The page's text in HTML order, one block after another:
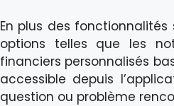
En plus des
options telles que les
financiers personnalisés
accessible depuis
question ou problème